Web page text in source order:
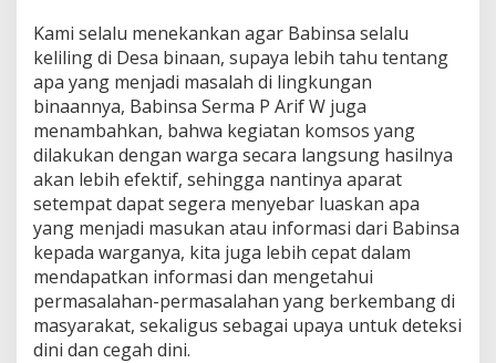
s
o
s
D
e
n
a
n
W
a
r
g
a
B
i
n
Kami selalu menekankan agar Babinsa selalu
keliling di Desa binaan, supaya lebih tahu tentang
apa yang menjadi masalah di lingkungan
binaannya, Babinsa Serma P Arif W juga
menambahkan, bahwa kegiatan komsos yang
dilakukan dengan warga secara langsung hasilnya
akan lebih efektif, sehingga nantinya aparat
setempat dapat segera menyebar luaskan apa
yang menjadi masukan atau informasi dari Babinsa
kepada warganya, kita juga lebih cepat dalam
mendapatkan informasi dan mengetahui
permasalahan-permasalahan yang berkembang di
masyarakat, sekaligus sebagai upaya untuk deteksi
dini dan cegah dini.